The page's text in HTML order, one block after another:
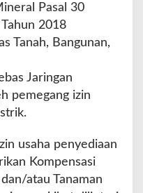
Pasal 30
2018
Tanah, Bangunan,
Jaringan
pemegang izin
usaha penyediaan
Kompensasi
atau Tanaman